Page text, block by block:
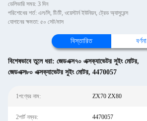
ডেলিভারি সময়: 3 দিন
পরিশোধের শর্ত: এল/সি, টি/টি, ওয়েস্টার্ন ইউনিয়ন, ট্রেড অ্যাসুরেন্স
যোগানের ক্ষমতা: ৫০ সেট/মাস
বিস্তারিত বর্ণনা
বিশেষভাবে তুলে ধরা: জেডএক্স৭০ এক্সক্যাভেটর সুইং মোটর,
জেডএক্স৮০ এক্সক্যাভেটর সুইং মোটর, 4470057
1পণ্যের নাম: ZX70 ZX80
2পার্ট নম্বর: 4470057